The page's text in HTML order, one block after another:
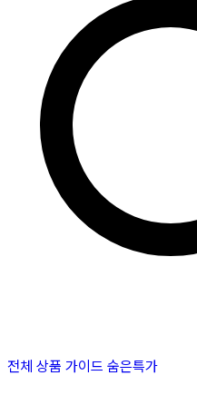
전체 상품 가이드 숨은특가